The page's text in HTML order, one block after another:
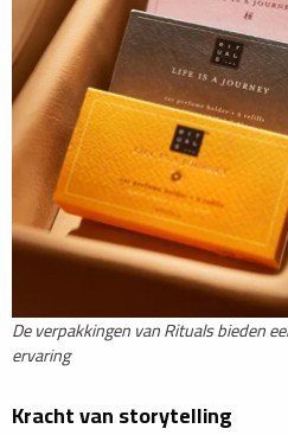
De verpakkingen van Rituals bieden
ervaring
Kracht van storytelling